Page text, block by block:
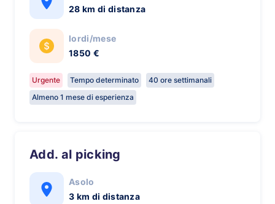
28 km di distanza
lordi/mese
1850 €
Urgente Tempo determinato
40 ore settimanali
Almeno 1 mese di esperienza
Add. al picking
Asolo
3 km di distanza